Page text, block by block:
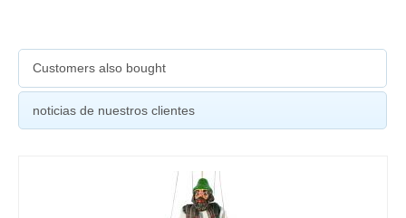
Customers also bought
noticias de nuestros clientes